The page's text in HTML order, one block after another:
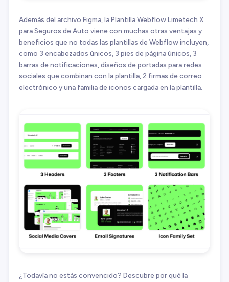
Además del archivo Figma, la Plantilla Webflow Limetech X
para Seguros de Auto viene con muchas otras ventajas y
beneficios que no todas las plantillas de Webflow incluyen,
como 3 encabezados únicos, 3 pies de página únicos, 3
barras de notificaciones, diseños de portadas para redes
sociales que combinan con la plantilla, 2 firmas de correo
electrónico y una familia de iconos cargada en la plantilla.
¿Todavía no estás convencido? Descubre por qué la